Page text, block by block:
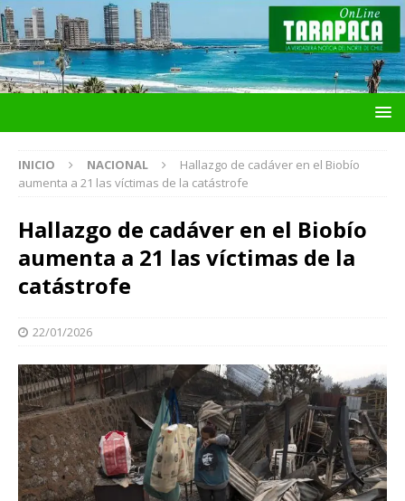
INICIO NACIONAL
Hallazgo de cadáver en el Biobío
aumenta a 21 las víctimas de la catástrofe
Hallazgo de cadáver en el Biobío
aumenta a 21 las víctimas de la
catástrofe
22/01/2026